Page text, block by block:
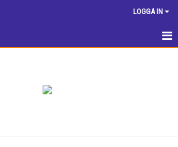
LOGGA IN